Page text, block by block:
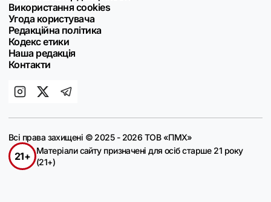
Використання cookies
Угода користувача
Редакційна політика
Кодекс етики
Наша редакція
Контакти
Всі права захищені © 2025 - 2026 ТОВ «ПМХ»
21+
Матеріали сайту призначені для осіб старше 21 року
(21+)